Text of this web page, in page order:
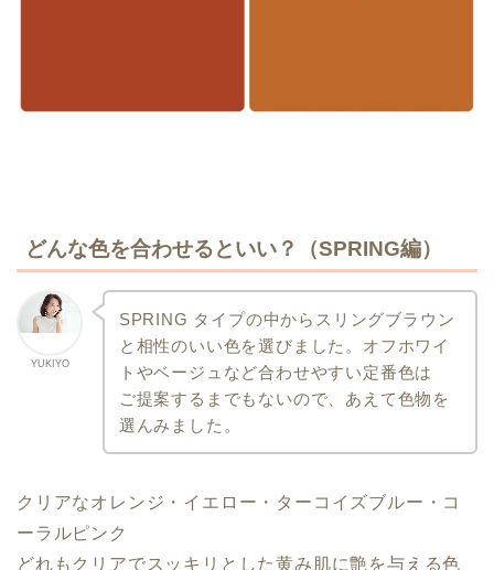
どんな色を合わせるといい？（SPRING編）
YUKIYO
SPRING タイプの中からスリングブラウン
と相性のいい色を選びました。 オフホワイ
トやベージュなど合わせやすい定番色は
ご提案するまでもないので、あえて色物を
選んみました。
クリアなオレンジ・イエロー・ターコイズブルー・コ
ーラルピンク
どれもクリアでスッキリとした黄み肌に艶を与える色